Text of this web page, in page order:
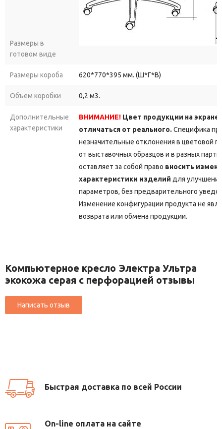
Размеры в
готовом виде
Размеры короба 620*770*395 мм. (Ш*Г*В)
Объем коробки 0,2 м3.
Дополнительные
характеристики
ВНИМАНИЕ! Цвет продукции на
отличаться от реального. Специфика
незначительные отклонения в цветовой
от выставочных образцов и в разных
оставляет за собой право вносить
характеристики изделий для
параметров, без предварительного
Изменение конфигурации продукта не
возврата или обмена продукции.
Компьютерное кресло Электра Ультра
экокожа серая с перфорацией отзывы
Быстрая доставка по всей России
On-line оплата на сайте